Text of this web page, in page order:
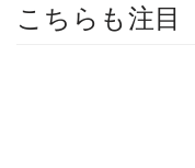
こちらも注目